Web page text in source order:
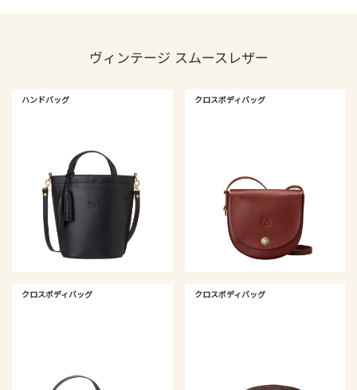
ヴィンテージ スムースレザー
ハンドバッグ クロスボディバッグ
クロスボディバッグ クロスボディバッグ